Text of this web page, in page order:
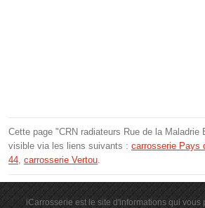
Cette page "CRN radiateurs Rue de la Maladrie
visible via les liens suivants : carrosserie Pays
44, carrosserie Vertou.
iCarrosserie est le site d'informations qui vous